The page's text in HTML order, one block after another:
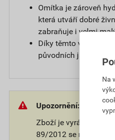
Omítka je zároveň
která utváří dobré
zabraňuje i velmi
Díky těmto
původních jasných
Upozornění:
Zboží je vyráběno na
89/2012 se na takové
Na